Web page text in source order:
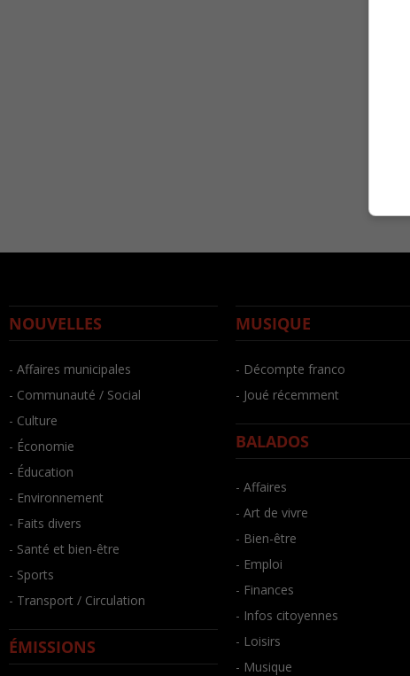
NOUVELLES
- Affaires municipales
- Communauté / Social
- Culture
- Économie
- Éducation
- Environnement
- Faits divers
- Santé et bien-être
- Sports
- Transport / Circulation
ÉMISSIONS
MUSIQUE
- Décompte franco
- Joué récemment
BALADOS
- Affaires
- Art de vivre
- Bien-être
- Emploi
- Finances
- Infos citoyennes
- Loisirs
- Musique